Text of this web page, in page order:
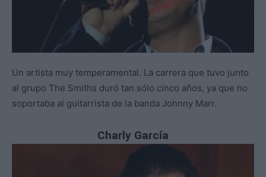
Un artista muy temperamental. La carrera que tuvo junto
al grupo The Smiths duró tan sólo cinco años, ya que no
soportaba al guitarrista de la banda Johnny Marr.
Charly García